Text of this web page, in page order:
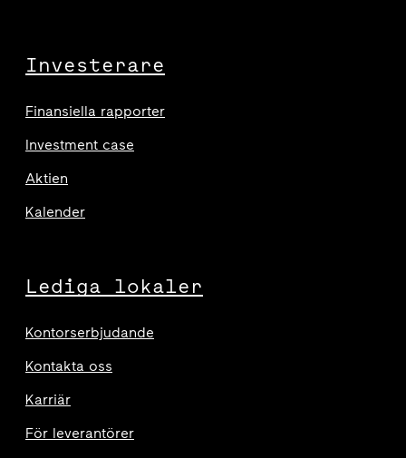
Investerare
Finansiella rapporter
Investment case
Aktien
Kalender
Lediga lokaler
Kontorserbjudande
Kontakta oss
Karriär
För leverantörer